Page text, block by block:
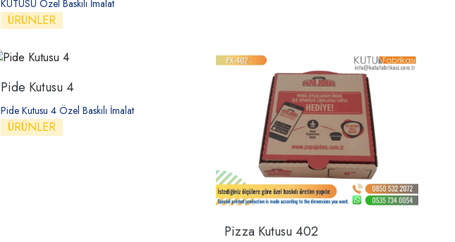
KUTUSU Özel Baskılı İmalat
ÜRÜNLER
Pide Kutusu 4
Pide Kutusu 4 Özel Baskılı İmalat
ÜRÜNLER
Pizza Kutusu 402